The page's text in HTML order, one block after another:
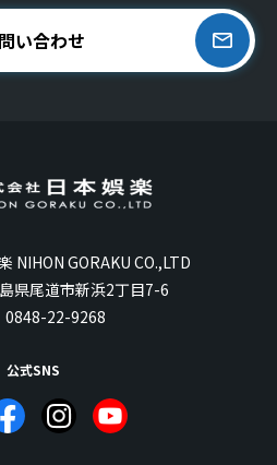
い合わせ
GORAKU CO.,LTD
県尾道市新浜2丁目7-6
0848-22-9268
公式SNS